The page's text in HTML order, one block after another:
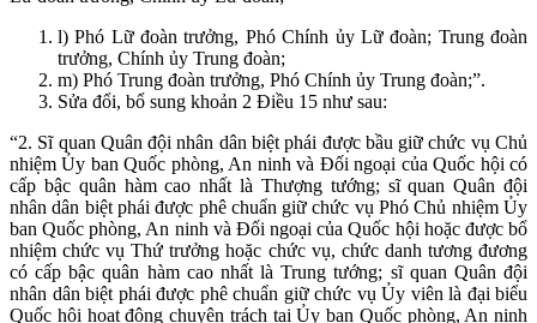
l) Phó Lữ đoàn trưởng, Phó Chính ủy Lữ đoàn; Trung đoàn
trưởng, Chính ủy Trung đoàn;
m) Phó Trung đoàn trưởng, Phó Chính ủy Trung đoàn;”.
Sửa đổi, bổ sung khoản 2 Điều 15 như sau:
“2. Sĩ quan Quân đội nhân dân biệt phái được bầu giữ chức vụ Chủ
nhiệm Ủy ban Quốc phòng, An ninh và Đối ngoại của Quốc hội có
cấp bậc quân hàm cao nhất là Thượng tướng; sĩ quan Quân đội
nhân dân biệt phái được phê chuẩn giữ chức vụ Phó Chủ nhiệm Ủy
ban Quốc phòng, An ninh và Đối ngoại của Quốc hội hoặc được bổ
nhiệm chức vụ Thứ trưởng hoặc chức vụ, chức danh tương đương
có cấp bậc quân hàm cao nhất là Trung tướng; sĩ quan Quân đội
nhân dân biệt phái được phê chuẩn giữ chức vụ Ủy viên là đại biểu
Quốc hội hoạt động chuyên trách tại Ủy ban Quốc phòng, An ninh